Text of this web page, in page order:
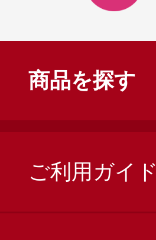
商品を探す
ご利用ガイド